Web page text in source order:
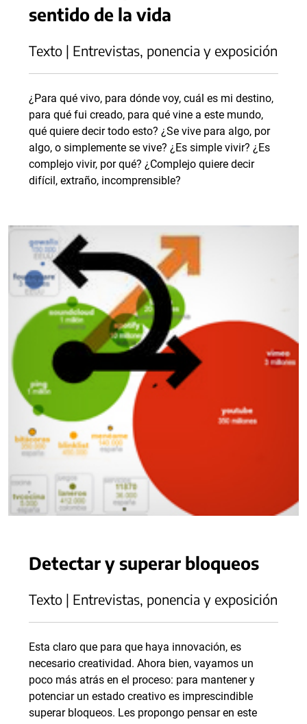
sentido de la vida
Texto | Entrevistas, ponencia y exposición
¿Para qué vivo, para dónde voy, cuál es mi destino,
para qué fui creado, para qué vine a este mundo,
qué quiere decir todo esto? ¿Se vive para algo, por
algo, o simplemente se vive? ¿Es simple vivir? ¿Es
complejo vivir, por qué? ¿Complejo quiere decir
difícil, extraño, incomprensible?
Detectar y superar bloqueos
Texto | Entrevistas, ponencia y exposición
Esta claro que para que haya innovación, es
necesario creatividad. Ahora bien, vayamos un
poco más atrás en el proceso: para mantener y
potenciar un estado creativo es imprescindible
superar bloqueos. Les propongo pensar en este